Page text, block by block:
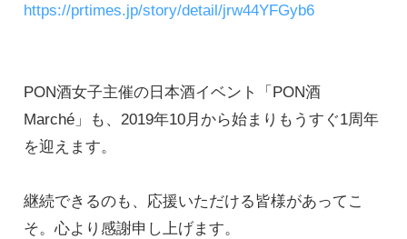
https://prtimes.jp/story/detail/jrw44YFGyb6
PON酒女子主催の日本酒イベント「PON酒
Marché」も、2019年10月から始まりもうすぐ1周年
を迎えます。
継続できるのも、応援いただける皆様があってこ
そ。心より感謝申し上げます。